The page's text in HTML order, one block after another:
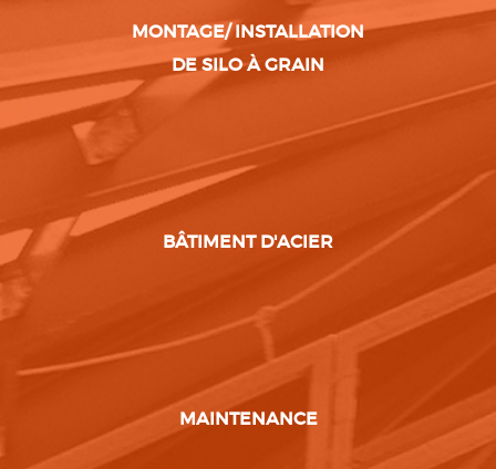
MONTAGE/ INSTALLATION
DE SILO À GRAIN
BÂTIMENT D'ACIER
MAINTENANCE